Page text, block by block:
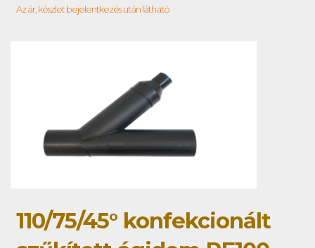
Az ár, készlet bejelentkezés után látható
110/75/45° konfekcionált